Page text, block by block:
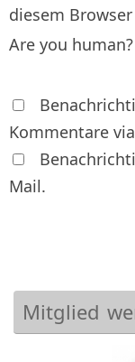
diesem
Are you
Kommentare
Mail.
Mitglied